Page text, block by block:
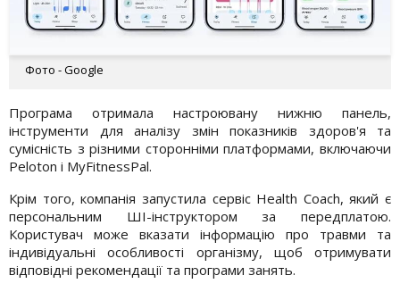
Фото - Google
Програма отримала настроювану нижню панель,
інструменти для аналізу змін показників здоров'я та
сумісність з різними сторонніми платформами, включаючи
Peloton і MyFitnessPal.
Крім того, компанія запустила сервіс Health Coach, який є
персональним ШІ-інструктором за передплатою.
Користувач може вказати інформацію про травми та
індивідуальні особливості організму, щоб отримувати
відповідні рекомендації та програми занять.